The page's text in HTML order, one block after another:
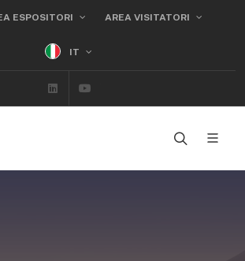
ESPOSITORI AREA VISITATORI
IT
Linkedin